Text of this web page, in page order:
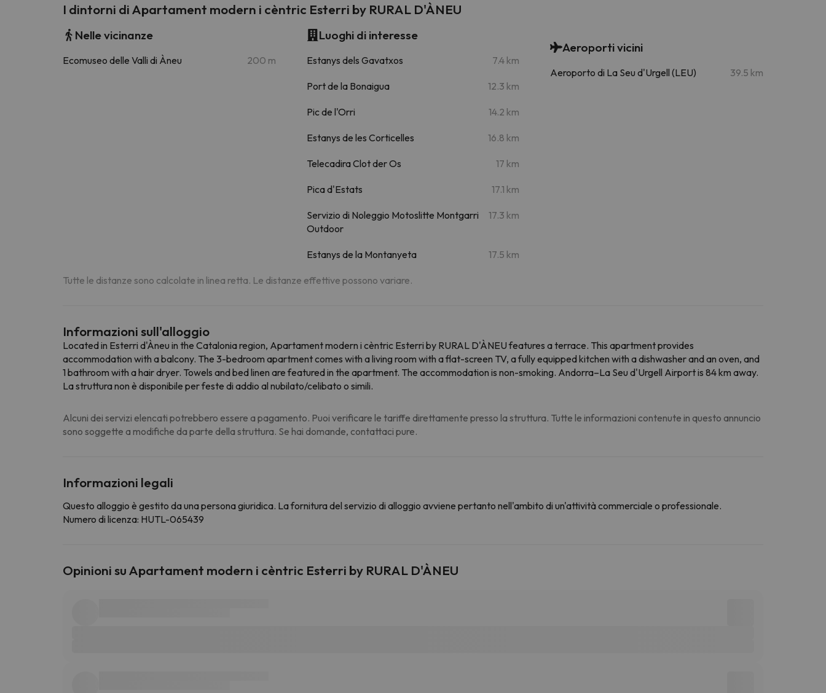
I dintorni di Apartament modern i cèntric Esterri by RURAL D'ÀNEU
Nelle vicinanze
Ecomuseo delle Valli di Àneu 200 m
Luoghi di interesse
Estanys dels Gavatxos 7.4 km
Port de la Bonaigua 12.3 km
Pic de l'Orri 14.2 km
Estanys de les Corticelles 16.8 km
Telecadira Clot der Os 17 km
Pica d'Estats 17.1 km
Servizio di Noleggio Motoslitte Montgarri
Outdoor
17.3 km
Estanys de la Montanyeta 17.5 km
Aeroporti vicini
Aeroporto di La Seu d'Urgell (LEU) 39.5 km
Tutte le distanze sono calcolate in linea retta. Le distanze effettive possono variare.
Informazioni sull'alloggio
Located in Esterri d'Àneu in the Catalonia region, Apartament modern i cèntric Esterri by RURAL D'ÀNEU features a terrace. This apartment provides
accommodation with a balcony. The 3-bedroom apartment comes with a living room with a flat-screen TV, a fully equipped kitchen with a dishwasher and an oven, and
1 bathroom with a hair dryer. Towels and bed linen are featured in the apartment. The accommodation is non-smoking. Andorra–La Seu d'Urgell Airport is 84 km away.
La struttura non è disponibile per feste di addio al nubilato/celibato o simili.
Alcuni dei servizi elencati potrebbero essere a pagamento. Puoi verificare le tariffe direttamente presso la struttura. Tutte le informazioni contenute in questo annuncio
sono soggette a modifiche da parte della struttura. Se hai domande, contattaci pure.
Informazioni legali
Questo alloggio è gestito da una persona giuridica. La fornitura del servizio di alloggio avviene pertanto nell'ambito di un'attività commerciale o professionale.
Numero di licenza: HUTL-065439
Opinioni su Apartament modern i cèntric Esterri by RURAL D'ÀNEU